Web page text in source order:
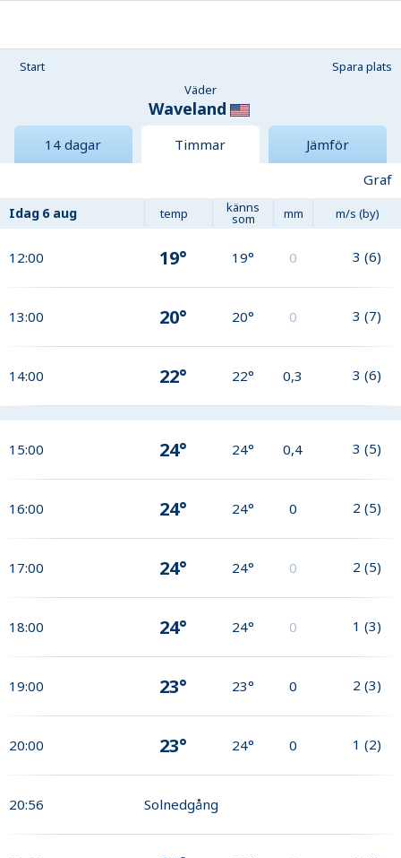
Start
Spara plats
Väder
Waveland
14 dagar Timmar
Jämför
Graf
Idag 6 aug temp känns
som mm m/s (by)
12:00 19° 19° 0 3 (6)
13:00 20° 20° 0 3 (7)
14:00 22° 22° 0,3 3 (6)
15:00 24° 24° 0,4 3 (5)
16:00 24° 24° 0 2 (5)
17:00 24° 24° 0 2 (5)
18:00 24° 24° 0 1 (3)
19:00 23° 23° 0 2 (3)
20:00 23° 24° 0 1 (2)
20:56 Solnedgång